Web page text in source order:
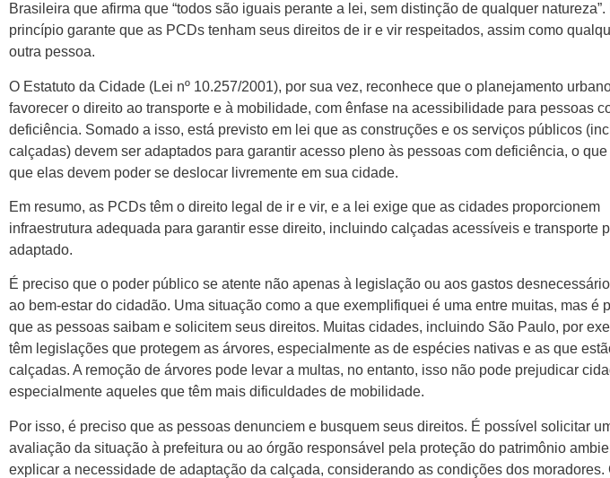
Brasileira que afirma que “todos são iguais perante a lei, sem distinção de qualquer natureza”.
princípio garante que as PCDs tenham seus direitos de ir e vir respeitados, assim como
outra pessoa.
O Estatuto da Cidade (Lei nº 10.257/2001), por sua vez, reconhece que o planejamento
favorecer o direito ao transporte e à mobilidade, com ênfase na acessibilidade para pessoas
deficiência. Somado a isso, está previsto em lei que as construções e os serviços públicos
calçadas) devem ser adaptados para garantir acesso pleno às pessoas com deficiência, o
que elas devem poder se deslocar livremente em sua cidade.
Em resumo, as PCDs têm o direito legal de ir e vir, e a lei exige que as cidades proporcionem
infraestrutura adequada para garantir esse direito, incluindo calçadas acessíveis e transporte
adaptado.
É preciso que o poder público se atente não apenas à legislação ou aos gastos
ao bem-estar do cidadão. Uma situação como a que exemplifiquei é uma entre muitas, mas é
que as pessoas saibam e solicitem seus direitos. Muitas cidades, incluindo São Paulo, por
têm legislações que protegem as árvores, especialmente as de espécies nativas e as que
calçadas. A remoção de árvores pode levar a multas, no entanto, isso não pode prejudicar
especialmente aqueles que têm mais dificuldades de mobilidade.
Por isso, é preciso que as pessoas denunciem e busquem seus direitos. É possível solicitar
avaliação da situação à prefeitura ou ao órgão responsável pela proteção do patrimônio
explicar a necessidade de adaptação da calçada, considerando as condições dos moradores.